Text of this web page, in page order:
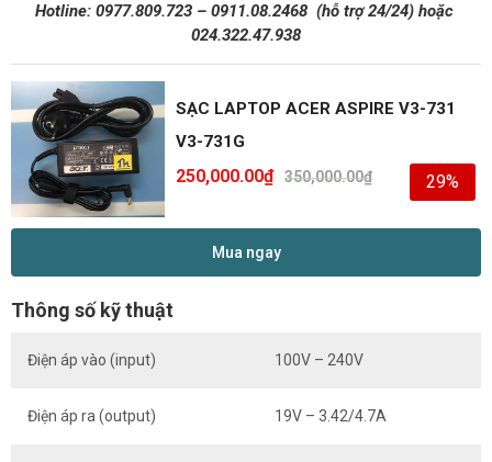
Hotline: 0977.809.723– 0911.08.2468 (hỗ trợ 24/24)hoặc
024.322.47.938
SẠC LAPTOP ACER ASPIRE V3-731
V3-731G
350,000.00₫
250,000.00₫ 29%
Mua ngay
Thông số kỹ thuật
Điện áp vào (input) 100V – 240V
Điện áp ra (output) 19V – 3.42/4.7A